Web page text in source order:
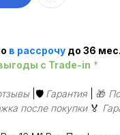
в рассрочу до 36 мес.
c Trade-in *
|🛡️ Гарантия 🎁
после покупки 🏅